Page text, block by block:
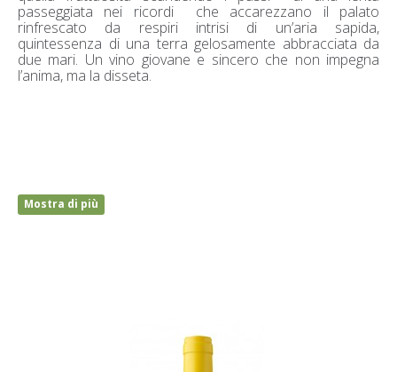
passeggiata nei ricordi che accarezzano il palato
rinfrescato da respiri intrisi di un’aria sapida,
quintessenza di una terra gelosamente abbracciata da
due mari. Un vino giovane e sincero che non impegna
l’anima, ma la disseta.
Mostra di più